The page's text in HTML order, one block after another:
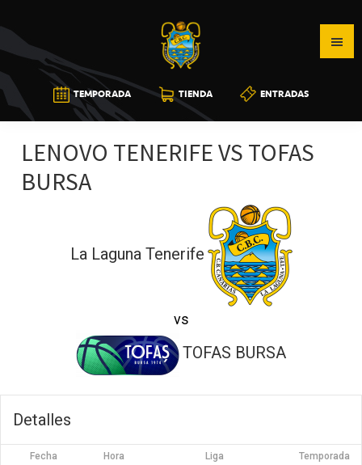
a
la
navegación
principal
al
contenido
principal
a
la
barra
lateral
principal
CB
CANARIAS
TEMPORADA TIENDA ENTRADAS
LENOVO TENERIFE VS TOFAS
BURSA
La Laguna Tenerife
vs
TOFAS BURSA
Detalles
Fecha Hora Liga Temporada